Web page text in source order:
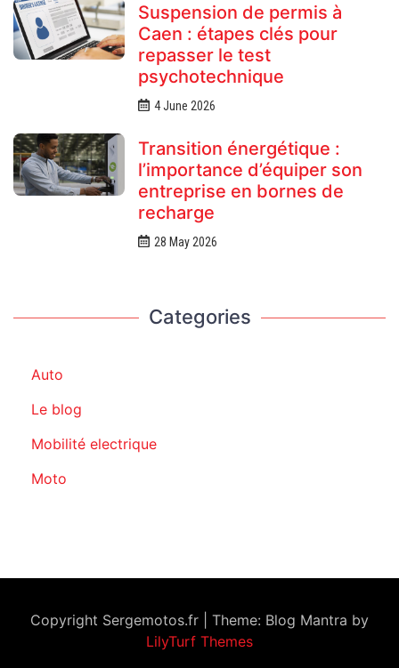
Suspension de permis à
Caen : étapes clés pour
repasser le test
psychotechnique
4 June 2026
Transition énergétique :
l’importance d’équiper son
entreprise en bornes de
recharge
28 May 2026
Categories
Auto
Le blog
Mobilité electrique
Moto
Copyright Sergemotos.fr
Theme: Blog Mantra by
LilyTurf Themes